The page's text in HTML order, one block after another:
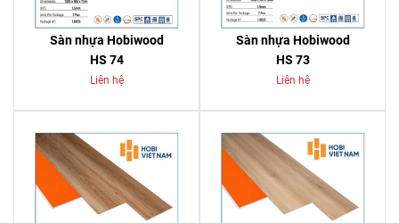
Sàn nhựa Hobiwood
HS 74
Liên hệ
Sàn nhựa Hobiwood
HS 73
Liên hệ